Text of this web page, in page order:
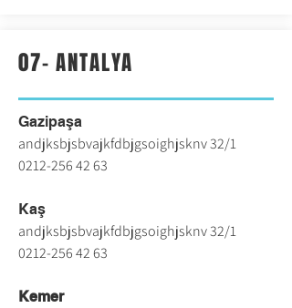
07- ANTALYA
Gazipaşa
andjksbjsbvajkfdbjgsoighjsknv 32/1
0212-256 42 63
Kaş
andjksbjsbvajkfdbjgsoighjsknv 32/1
0212-256 42 63
Kemer